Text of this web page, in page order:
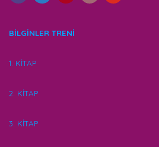
BİLGİNLER TRENİ
1. KİTAP
2. KİTAP
3. KİTAP